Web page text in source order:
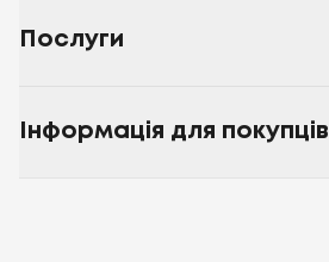
Послуги
Інформація для покупців